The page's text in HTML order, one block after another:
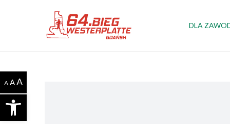
Otwórz pasek narzędzi
A AA
DLA